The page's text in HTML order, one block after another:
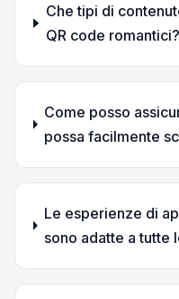
Che tipi di
QR code romantici?
Come posso
possa facilmente
Le esperienze di
sono adatte a tutte